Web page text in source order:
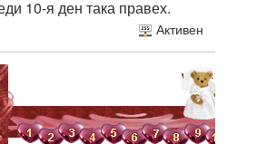
10-я ден така правех.
Активен